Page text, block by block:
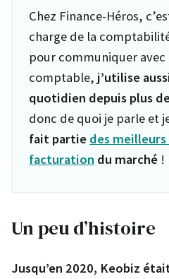
Chez Finance-Héros,
charge de la
pour communiquer
comptable, j’utilise
quotidien depuis plus
donc de quoi je parle et
fait partie des
facturation du marché !
Un peu d’histoire
Jusqu’en 2020, Keobiz